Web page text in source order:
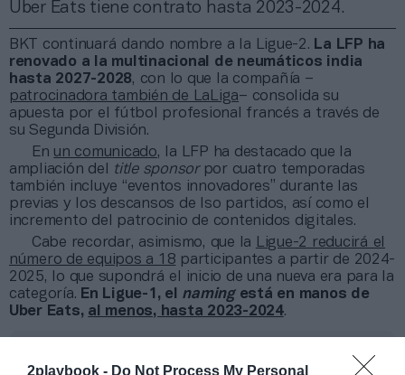
2playbook - Do Not Process My Personal
Uber Eats tiene contrato hasta 2023-2024.
BKT continuará dando nombre a la Ligue-2. La LFP ha
renovado a la multinacional de neumáticos india
hasta 2027-2028, con lo que la compañía –
patrocinadora también de LaLiga– consolida su
apuesta por el fútbol profesional francés a través de
su Segunda División.
En un comunicado, la LFP ha destacado que la
ampliación del
title sponsorpor cuatro temporadas
también incluye “eventos innovadores” durante las
previas y los descansos de lso partidos, así como el
incremento del patrocinio de contenidos digitales.
Cabe recordar, asimismo, que la
Ligue-2 reducirá el
número de equipos a 18 participantes a partir de 2024-
2025, lo que supondrá el inicio de una nueva era para la
categoría. En Ligue-1, el namingestá en manos de
Uber Eats, al menos, hasta 2023-2024.
como fuente preferida de Google
de forma gratuita